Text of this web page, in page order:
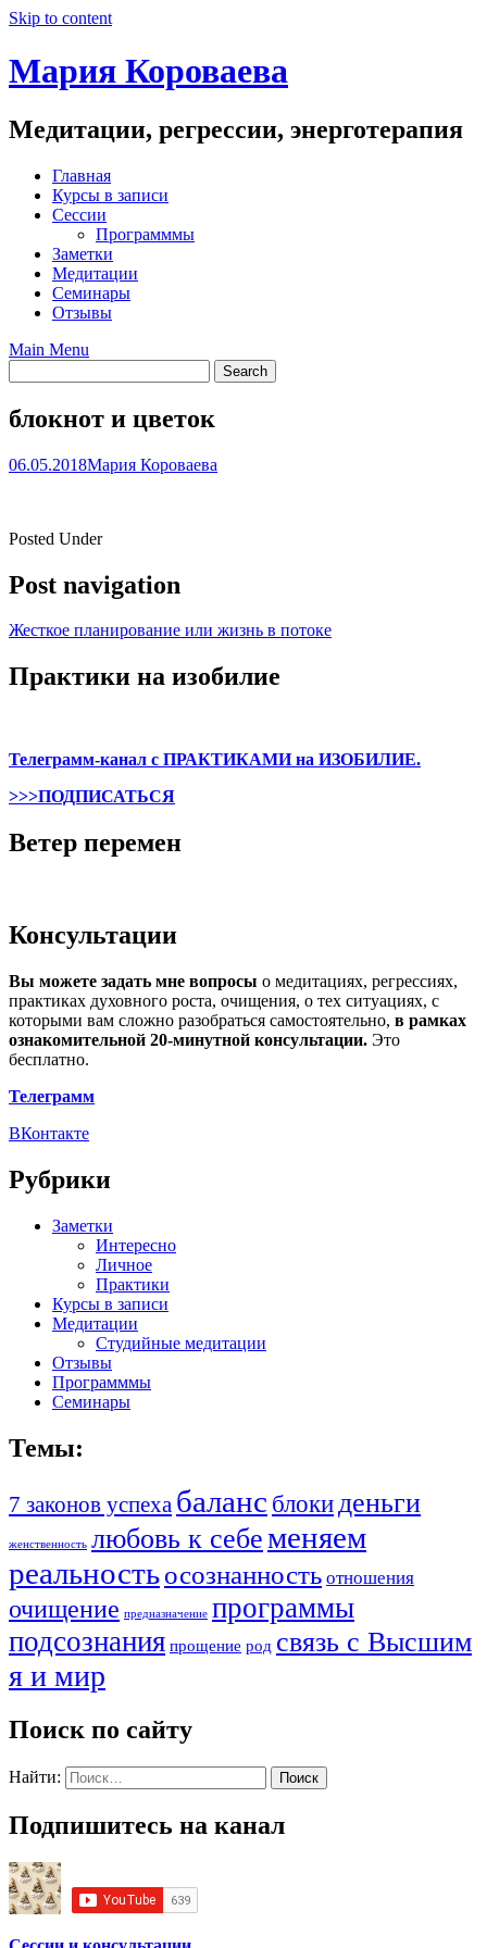
Skip to content
Мария Короваева
Медитации, регрессии, энерготерапия
Главная
Курсы в записи
Сессии
Программмы
Заметки
Медитации
Семинары
Отзывы
Main Menu
блокнот и цветок
06.05.2018Мария Короваева
Posted Under
Post navigation
Жесткое планирование или жизнь в потоке
Практики на изобилие
Телеграмм-канал с ПРАКТИКАМИ на ИЗОБИЛИЕ.
>>>ПОДПИСАТЬСЯ
Ветер перемен
Консультации
Вы можете задать мне вопросы о медитациях, регрессиях,
практиках духовного роста, очищения, о тех ситуациях, с
которыми вам сложно разобраться самостоятельно, в рамках
ознакомительной 20-минутной консультации. Это
бесплатно.
Телеграмм
ВКонтакте
Рубрики
Заметки
Интересно
Личное
Практики
Курсы в записи
Медитации
Студийные медитации
Отзывы
Программмы
Семинары
Темы:
7 законов успеха баланс блокиденьги
женственность любовь к себеменяем
реальностьосознанность отношения
очищение предназначение программы
подсознания прощение род связь с Высшим
я и мир
Поиск по сайту
Найти:
Подпишитесь на канал